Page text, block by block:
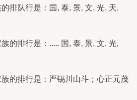
排队行是：国, 泰, 景, 文, 光, 天,
的排行是：..... 国, 泰, 景, 文, 光,
的排行是：严锡川山斗；心正元茂